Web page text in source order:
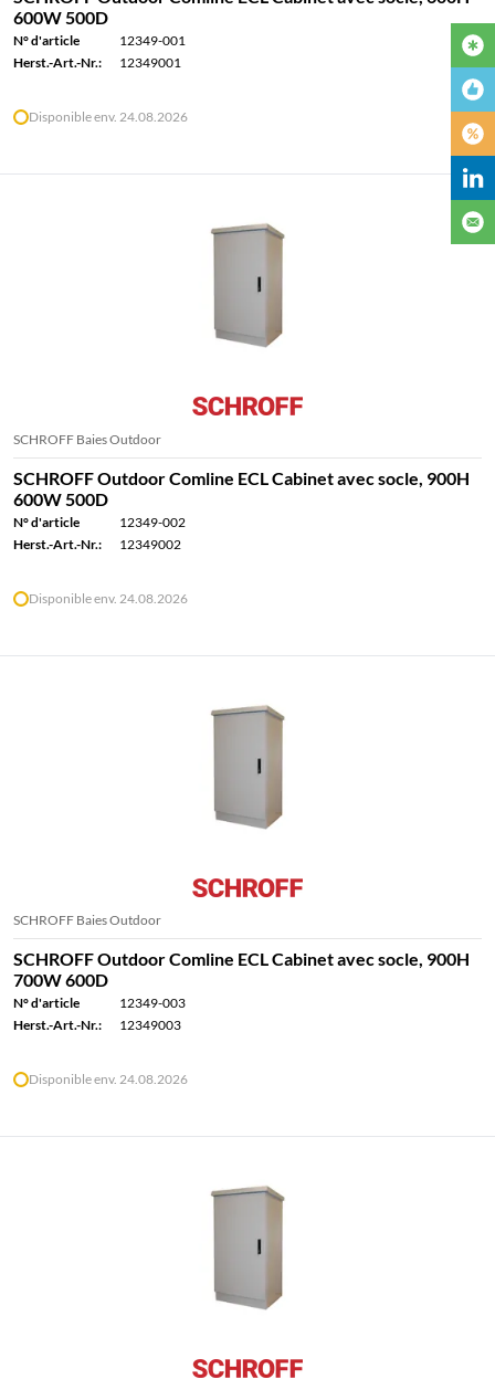
600W 500D
N° d'article
12349-001
Herst.-Art.-Nr.:
12349001
Disponible env. 24.08.2026
SCHROFF Baies Outdoor
SCHROFF Outdoor Comline ECL Cabinet avec socle, 900H
600W 500D
N° d'article
12349-002
Herst.-Art.-Nr.:
12349002
Disponible env. 24.08.2026
SCHROFF Baies Outdoor
SCHROFF Outdoor Comline ECL Cabinet avec socle, 900H
700W 600D
N° d'article
12349-003
Herst.-Art.-Nr.:
12349003
Disponible env. 24.08.2026